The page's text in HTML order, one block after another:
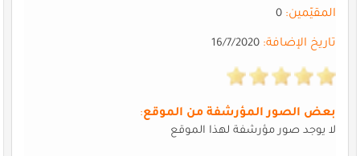
المقيّمين:0
تاريخ الإضافة:16/7/2020
بعض الصور المؤرشفة من الموقع:
لا يوجد صور مؤرشفة لهذا الموقع